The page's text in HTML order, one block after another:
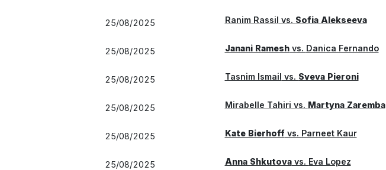
25/08/2025 Ranim Rassil vs. Sofia Alekseeva
25/08/2025 Janani Rameshvs. Danica Fernando
25/08/2025 Tasnim Ismail vs. Sveva Pieroni
25/08/2025 Mirabelle Tahiri vs. Martyna Zaremba
25/08/2025 Kate Bierhoffvs. Parneet Kaur
25/08/2025 Anna Shkutovavs. Eva Lopez